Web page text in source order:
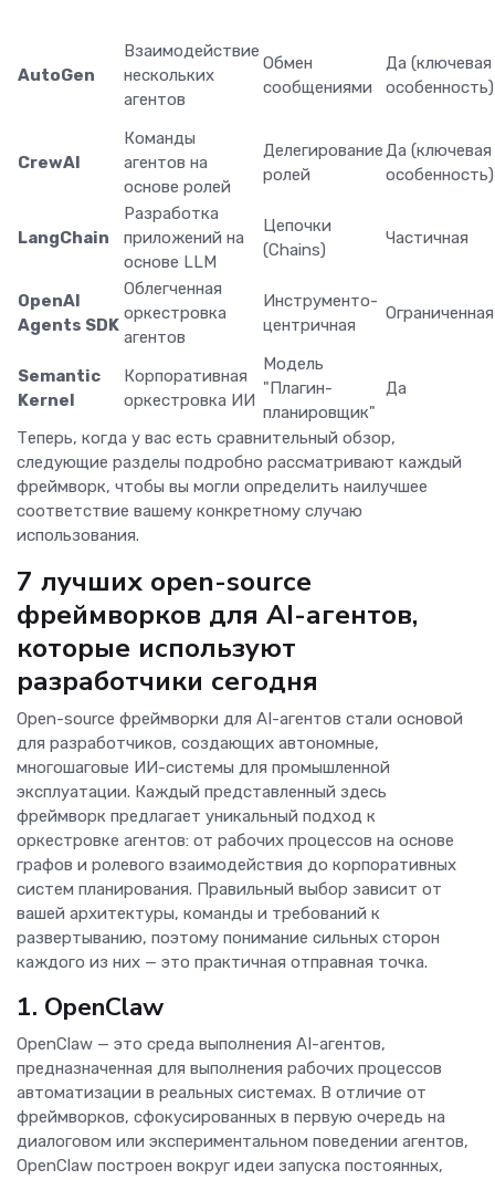
AutoGen
Взаимодействие
нескольких
агентов
Обмен
сообщениями
Да (ключевая
особенность)
CrewAI
Команды
агентов на
основе ролей
Делегирование
ролей
Да (ключевая
особенность)
LangChain
Разработка
приложений на
основе LLM
Цепочки
(Chains)
Частичная
OpenAI
Agents SDK
Облегченная
оркестровка
агентов
Инструменто-
центричная
Ограниченная
Semantic
Kernel
Корпоративная
оркестровка ИИ
Модель
"Плагин-
планировщик"
Да
Теперь, когда у вас есть сравнительный обзор,
следующие разделы подробно рассматривают каждый
фреймворк, чтобы вы могли определить наилучшее
соответствие вашему конкретному случаю
использования.
7 лучших open-source
фреймворков для AI-агентов,
которые используют
разработчики сегодня
Open-source фреймворки для AI-агентов стали основой
для разработчиков, создающих автономные,
многошаговые ИИ-системы для промышленной
эксплуатации. Каждый представленный здесь
фреймворк предлагает уникальный подход к
оркестровке агентов: от рабочих процессов на основе
графов и ролевого взаимодействия до корпоративных
систем планирования. Правильный выбор зависит от
вашей архитектуры, команды и требований к
развертыванию, поэтому понимание сильных сторон
каждого из них — это практичная отправная точка.
1. OpenClaw
OpenClaw — это среда выполнения AI-агентов,
предназначенная для выполнения рабочих процессов
автоматизации в реальных системах. В отличие от
фреймворков, сфокусированных в первую очередь на
диалоговом или экспериментальном поведении агентов,
OpenClaw построен вокруг идеи запуска постоянных,